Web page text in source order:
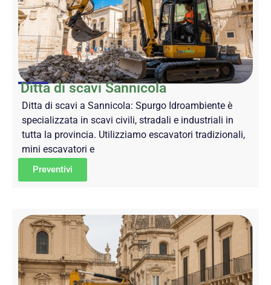
Ditta di scavi Sannicola
Ditta di scavi a Sannicola: Spurgo Idroambiente è
specializzata in scavi civili, stradali e industriali in
tutta la provincia. Utilizziamo escavatori tradizionali,
mini escavatori e
Preventivi